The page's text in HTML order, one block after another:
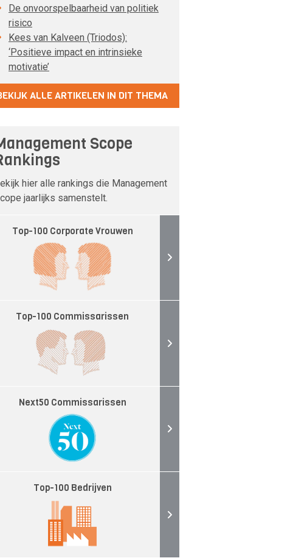
De onvoorspelbaarheid van politiek
risico
Kees van Kalveen (Triodos):
‘Positieve impact en intrinsieke
motivatie’
ALLE ARTIKELEN IN DIT THEMA
Scope
hier alle rankings die Management
jaarlijks samenstelt.
Top-100 Corporate Vrouwen
Top-100 Commissarissen
Next50 Commissarissen
Top-100 Bedrijven